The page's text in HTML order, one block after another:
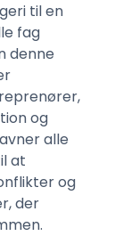
til en
fag
denne
og
alle
at
og
der